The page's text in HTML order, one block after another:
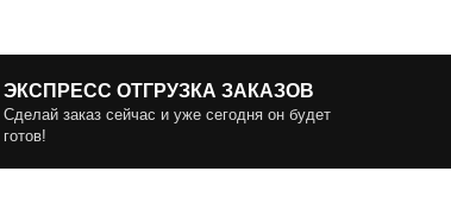
ЭКСПРЕСС ОТГРУЗКА ЗАКАЗОВ
Сделай заказ сейчас и уже сегодня он будет
готов!